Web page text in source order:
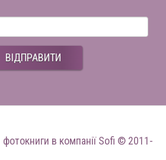
ВІДПРАВИТИ
фотокниги в компанії Sofi © 2011-